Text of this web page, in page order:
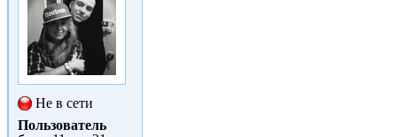
Не в сети
Пользователь